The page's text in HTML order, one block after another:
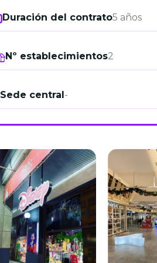
Duración del contrato5 años
Nº establecimientos2
Sede central-